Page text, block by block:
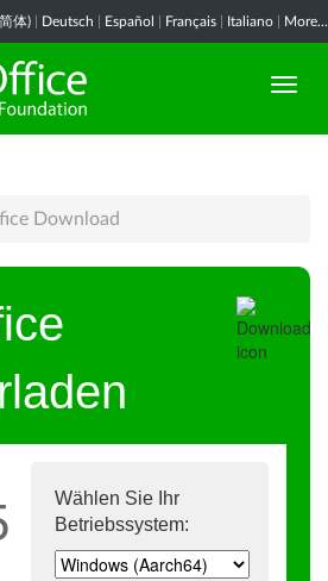
体) Deutsch Español Français Italiano More...
Download
Wählen Sie Ihr
Betriebssystem: